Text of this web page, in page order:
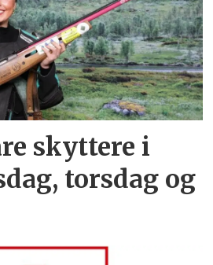
skyttere i
torsdag og